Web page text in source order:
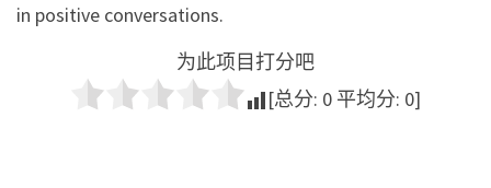
in positive conversations.
为此项目打分吧
[总分: 0 平均分: 0]